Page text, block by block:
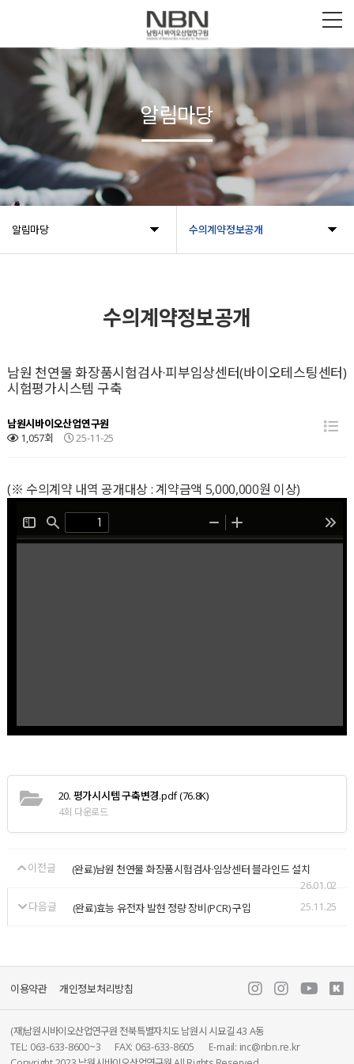
알림마당 수의계약정보공개
알림마당
수의계약정보공개
남원 천연물 화장품시험검사·피부임상센터(바이오테스팅센터)
시험평가시스템 구축
남원시바이오산업연구원
1,057회
25-11-25
(※ 수의계약 내역 공개대상 : 계약금액 5,000,000원 이상)
20. 평가시시템 구축변경.pdf(76.8K)
4회 다운로드
이전글
(완료)남원 천연물 화장품시험검사·임상센터 블라인드 설치
26.01.02
다음글
(완료)효능 유전자 발현 정량 장비(PCR) 구입 25.11.25
이용약관 개인정보처리방침
(재)남원시바이오산업연구원 전북특별자치도 남원시 시묘길 43 A동
TEL: 063-633-8600~3
FAX: 063-633-8605
E-mail: inc@nbn.re.kr